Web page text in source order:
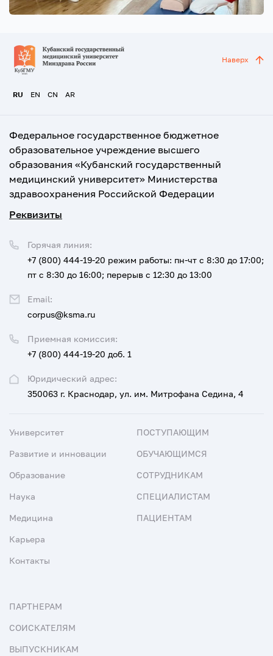
RU EN CN AR
Наверх
Федеральное государственное бюджетное
образовательное учреждение высшего
образования «Кубанский государственный
медицинский университет» Министерства
здравоохранения Российской Федерации
Реквизиты
Юридический адрес:
350063 г. Краснодар, ул. им. Митрофана Седина, 4
Приемная комиссия:
+7 (800) 444-19-20 доб. 1
Горячая линия:
+7 (800) 444-19-20 режим работы: пн-чт с 8:30 до 17:00;
пт с 8:30 до 16:00; перерыв с 12:30 до 13:00
Email:
corpus@ksma.ru
Университет
Развитие и инновации
Образование
Наука
Медицина
Карьера
Контакты
ПОСТУПАЮЩИМ
ОБУЧАЮЩИМСЯ
СОТРУДНИКАМ
СПЕЦИАЛИСТАМ
ПАЦИЕНТАМ
ПАРТНЕРАМ
СОИСКАТЕЛЯМ
ВЫПУСКНИКАМ